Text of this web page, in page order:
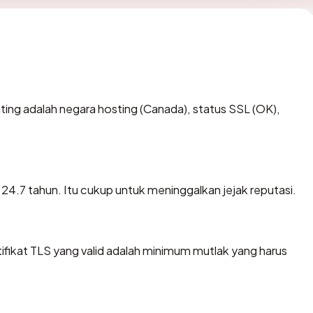
adalah negara hosting (Canada), status SSL (OK),
tahun. Itu cukup untuk meninggalkan jejak reputasi.
TLS yang valid adalah minimum mutlak yang harus